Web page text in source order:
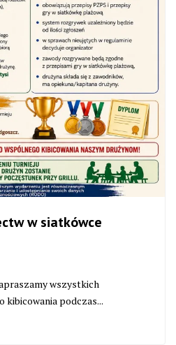
w siatkówce
wszystkich
kibicowania podczas...